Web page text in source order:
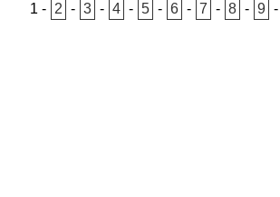
1 - 2 - 3 - 4 - 5 - 6 - 7 - 8 - 9 -